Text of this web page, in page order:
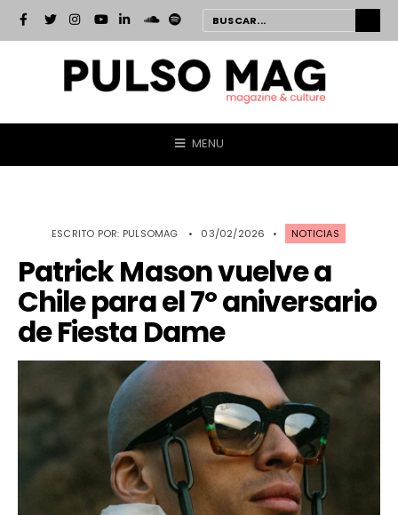
MENU
ESCRITO POR: PULSOMAG • 03/02/2026 • NOTICIAS
Patrick Mason vuelve a
Chile para el 7º aniversario
de Fiesta Dame